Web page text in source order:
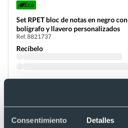
Consentimiento Detalles
Eco
Set RPET bloc de notas en negro con
bolígrafo y llavero personalizados
Ref. 8821737
Recíbelo